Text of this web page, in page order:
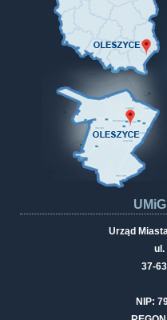
Urząd
ul.
37-
NIP: